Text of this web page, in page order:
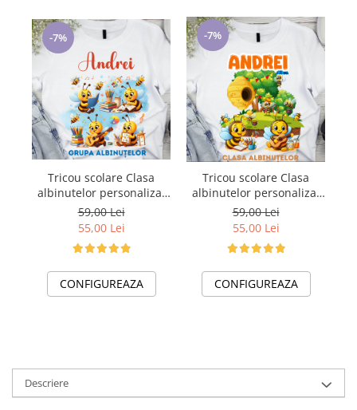
-7%
Tricou scolare Clasa
albinutelor personalizat
pentru absolventi de
scoala sau gradinita
59,00 Lei
55,00 Lei
CONFIGUREAZA
-7%
Tricou scolare Clasa
albinutelor personalizat
pentru absolventi de
scoala sau gradinita
59,00 Lei
55,00 Lei
CONFIGUREAZA
Descriere